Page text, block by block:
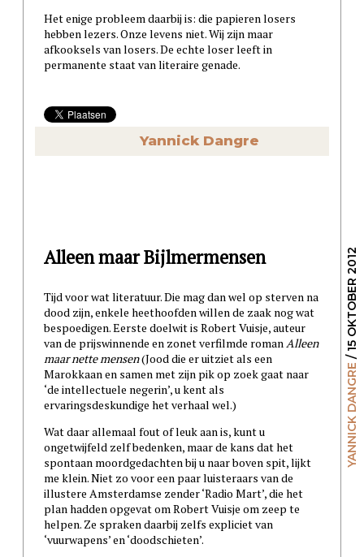
Het enige probleem daarbij is: die papieren losers
hebben lezers. Onze levens niet. Wij zijn maar
afkooksels van losers. De echte loser leeft in
permanente staat van literaire genade.
Yannick Dangre
YANNICK DANGRE
/ 15 OKTOBER 2012
Alleen maar Bijlmermensen
Tijd voor wat literatuur. Die mag dan wel op sterven na
dood zijn, enkele heethoofden willen de zaak nog wat
bespoedigen. Eerste doelwit is Robert Vuisje, auteur
van de prijswinnende en zonet verfilmde roman Alleen
maar nette mensen(Jood die er uitziet als een
Marokkaan en samen met zijn pik op zoek gaat naar
‘de intellectuele negerin’, u kent als
ervaringsdeskundige het verhaal wel.)
Wat daar allemaal fout of leuk aan is, kunt u
ongetwijfeld zelf bedenken, maar de kans dat het
spontaan moordgedachten bij u naar boven spit, lijkt
me klein. Niet zo voor een paar luisteraars van de
illustere Amsterdamse zender ‘Radio Mart’, die het
plan hadden opgevat om Robert Vuisje om zeep te
helpen. Ze spraken daarbij zelfs expliciet van
‘vuurwapens’ en ‘doodschieten’.